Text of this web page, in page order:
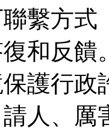
繫方
和反
護行政
人、